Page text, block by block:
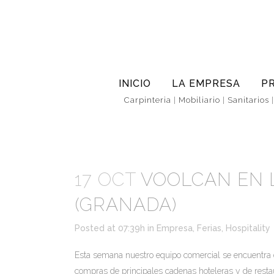
INICIO LA EMPRESA
Carpinteria Mobiliario Sanitarios
17 OCT VOOLCAN EN
(GRANADA)
Posted at 07:39h in Empresa Ferias Hospitality
Esta semana nuestro equipo comercial se
compras de principales cadenas hoteleras y de